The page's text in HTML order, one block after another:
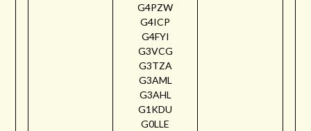
G4PZW
G4ICP
G4FYI
G3VCG
G3TZA
G3AML
G3AHL
G1KDU
G0LLE